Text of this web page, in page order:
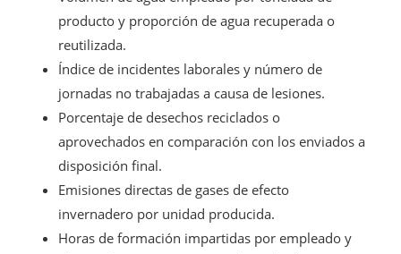
producto y proporción de agua recuperada o
reutilizada.
Índice de incidentes laborales y número de
jornadas no trabajadas a causa de lesiones.
Porcentaje de desechos reciclados o
aprovechados en comparación con los enviados a
disposición final.
Emisiones directas de gases de efecto
invernadero por unidad producida.
Horas de formación impartidas por empleado y